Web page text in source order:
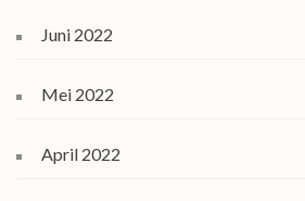
Juni 2022
Mei 2022
April 2022